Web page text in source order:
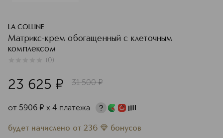
LA COLLINE
Матрикс-крем обогащенный с клеточным
комплексом
(0)
23 625 ¤ 31 500 ¤
от 5906 ¤ х 4 платежа
будет начислено от 236 бонусов